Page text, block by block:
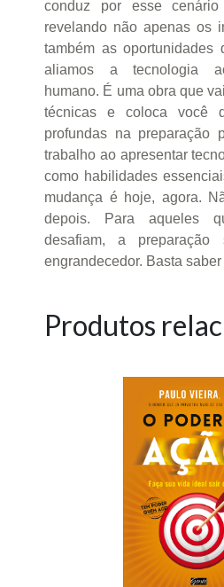
conduz por esse cenário
revelando não apenas os
também as oportunidades
aliamos a tecnologia
humano. É uma obra que
técnicas e coloca você
profundas na preparação
trabalho ao apresentar
como habilidades
mudança é hoje, agora.
depois. Para aqueles
desafiam, a preparação
engrandecedor. Basta
Produtos